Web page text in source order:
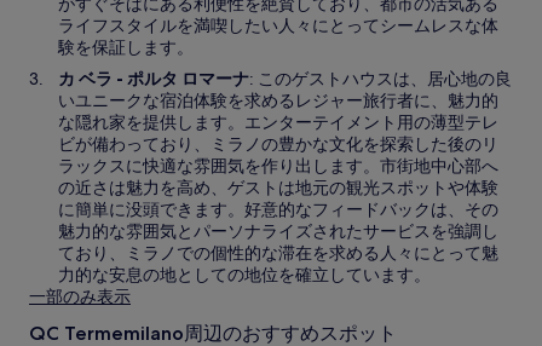
ライフスタイルを満喫したい人々にとってシームレスな体
験を保証します。
カ ベラ - ポルタ ロマーナ: このゲストハウスは、居心地の良
いユニークな宿泊体験を求めるレジャー旅行者に、魅力的
な隠れ家を提供します。エンターテイメント用の薄型テレ
ビが備わっており、ミラノの豊かな文化を探索した後のリ
ラックスに快適な雰囲気を作り出します。市街地中心部へ
の近さは魅力を高め、ゲストは地元の観光スポットや体験
に簡単に没頭できます。好意的なフィードバックは、その
魅力的な雰囲気とパーソナライズされたサービスを強調し
ており、ミラノでの個性的な滞在を求める人々にとって魅
力的な安息の地としての地位を確立しています。
一部のみ表示
QC Termemilano周辺のおすすめスポット